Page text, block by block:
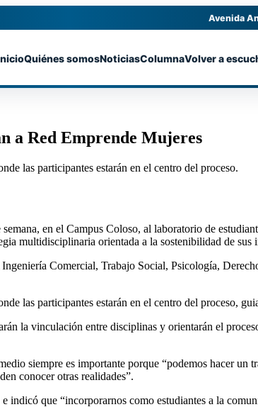
Avenida
Quiénes somosNoticiasColumnaVolver a
a Red Emprende Mujeres
las participantes estarán en el centro del proceso.
en el Campus Coloso, al laboratorio de
multidisciplinaria orientada a la sostenibilidad de sus
Comercial, Trabajo Social, Psicología,
las participantes estarán en el centro del proceso,
la vinculación entre disciplinas y orientarán el
siempre es importante porque “podemos hacer un
conocer otras realidades”.
que “incorporarnos como estudiantes a la